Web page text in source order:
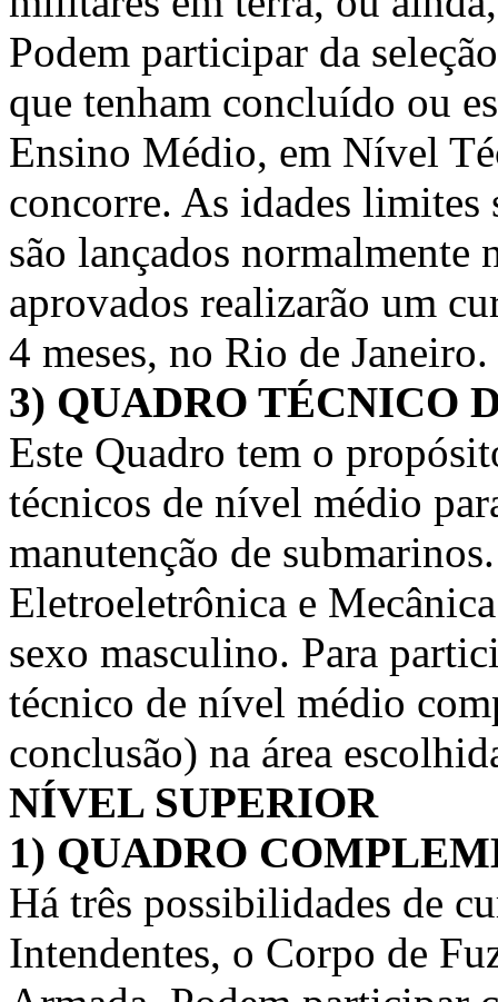
Podem participar da
que tenham concluído ou
Ensino Médio, em Nível
concorre. As idades limites
são lançados normalmente
aprovados realizarão um
4 meses, no Rio de Janeiro.
3) QUADRO TÉCNICO
Este Quadro tem o
técnicos de nível médio
manutenção de
Eletroeletrônica e
sexo masculino. Para
técnico de nível médio
conclusão) na área
NÍVEL SUPERIOR
1) QUADRO
Há três possibilidades de
Intendentes, o Corpo de